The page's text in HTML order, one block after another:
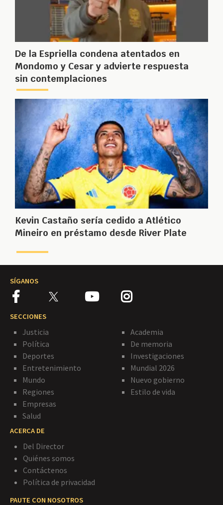
De la Espriella condena atentados en
Mondomo y Cesar y advierte respuesta
sin contemplaciones
Kevin Castaño sería cedido a Atlético
Mineiro en préstamo desde River Plate
SÍGANOS
SECCIONES
Justicia
Política
Deportes
Entretenimiento
Mundo
Regiones
Empresas
Salud
Academia
De memoria
Investigaciones
Mundial 2026
Nuevo gobierno
Estilo de vida
ACERCA DE
Del Director
Quiénes somos
Contáctenos
Política de privacidad
PAUTE CON NOSOTROS